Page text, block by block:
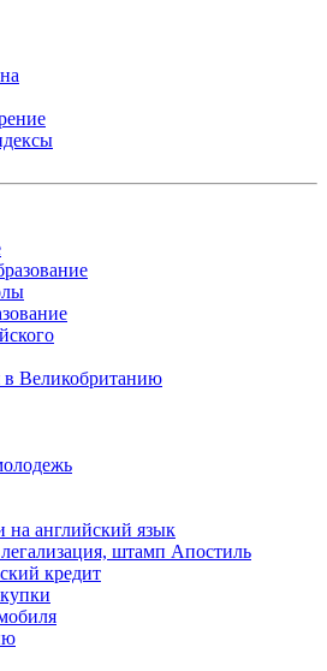
Великобританию
на английский язык
штамп Апостиль
кредит